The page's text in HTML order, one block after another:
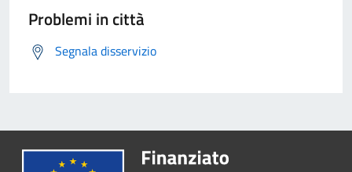
Problemi in città
Segnala disservizio